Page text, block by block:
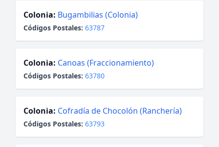
Colonia: Bugambilias (Colonia)
Códigos Postales: 63787
Colonia: Canoas (Fraccionamiento)
Códigos Postales: 63780
Colonia: Cofradía de Chocolón (Ranchería)
Códigos Postales: 63793